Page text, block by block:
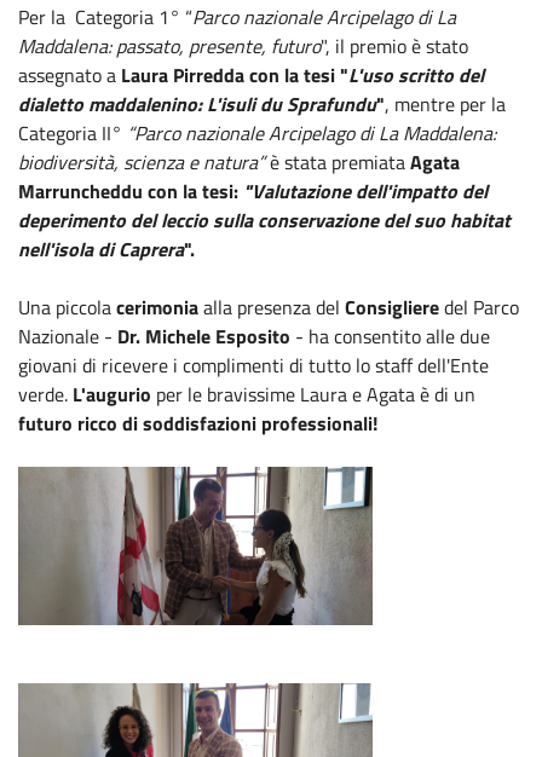
Per la Categoria 1° “Parco nazionale Arcipelago di La
Maddalena: passato, presente, futuro", il premio è stato
assegnato a Laura Pirredda con la tesi "L'uso scritto del
dialetto maddalenino: L'isuli du Sprafundu", mentre per la
Categoria II° “Parco nazionale Arcipelago di La Maddalena:
biodiversità, scienza e natura”è stata premiataAgata
Marruncheddu con la tesi: "Valutazione dell'impatto del
deperimento del leccio sulla conservazione del suo habitat
nell'isola di Caprera".
Una piccolacerimoniaalla presenza del Consiglieredel Parco
Nazionale - Dr. Michele Esposito - ha consentito alle due
giovani di ricevere i complimenti di tutto lo staff dell'Ente
verde. L'augurio per le bravissime Laura e Agata è di un
futuro ricco di soddisfazioni professionali!